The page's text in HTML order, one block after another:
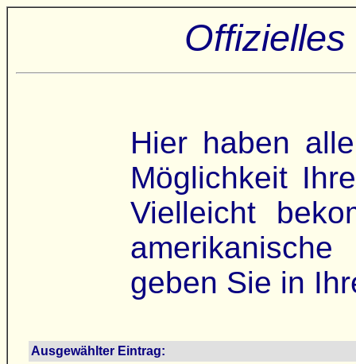
Hier haben
Möglichkeit
Vielleicht
geben Sie in
Ausgewählter Eintrag: